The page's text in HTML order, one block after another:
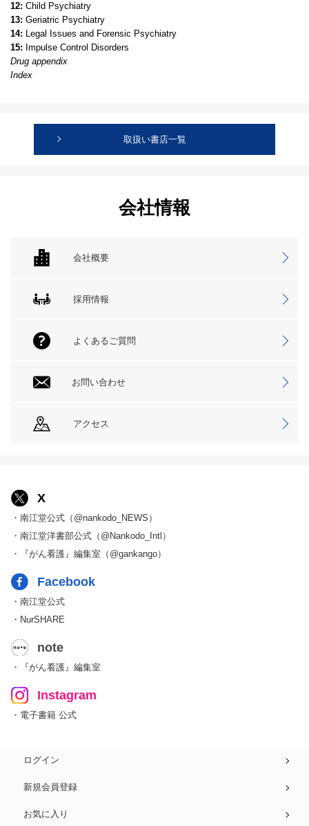
12: Child Psychiatry
13: Geriatric Psychiatry
14: Legal Issues and Forensic Psychiatry
15: Impulse Control Disorders
Drug appendix
Index
取扱い書店一覧
会社情報
会社概要
採用情報
よくあるご質問
お問い合わせ
アクセス
X
・南江堂公式（@nankodo_NEWS）
・南江堂洋書部公式（@Nankodo_Intl）
・『がん看護』編集室（@gankango）
Facebook
・南江堂公式
・NurSHARE
note
・『がん看護』編集室
Instagram
・電子書籍 公式
ログイン
新規会員登録
お気に入り